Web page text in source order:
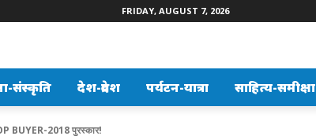
FRIDAY, AUGUST 7, 2026
संस्कृति देश-प्रदेश पर्यटन-यात्रा साहित्य-समीक्षा
BUYER-2018 पुरस्कार!